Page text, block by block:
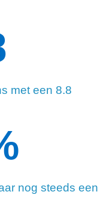
met een 8.8
nog steeds een